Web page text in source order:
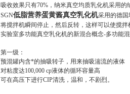
吸收效果只有70%，纳米真空均质乳化机采用的
SGN低脂营养蛋黄酱真空乳化机采用的德
将搅拌机瞬间停止，然后反转，这样可以使搅
实验室多功能真空乳化机的新混合概念-多功能
第一级：
预混罐内含*的抽吸转子，用来抽吸湍流的液体
对粘度达100,000 cp液体的循环容量高
可在高压下进行CIP清洗，温和，不剧烈。